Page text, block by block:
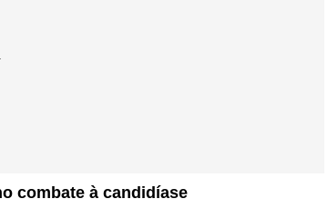
combate à candidíase